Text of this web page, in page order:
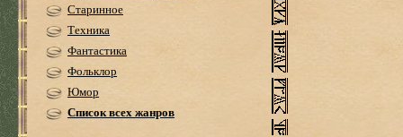
Старинное
Техника
Фантастика
Фольклор
Юмор
Список всех жанров